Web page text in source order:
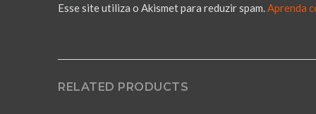
Esse site utiliza o Akismet para reduzir spam. Aprenda
RELATED PRODUCTS